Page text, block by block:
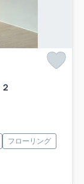
フローリング